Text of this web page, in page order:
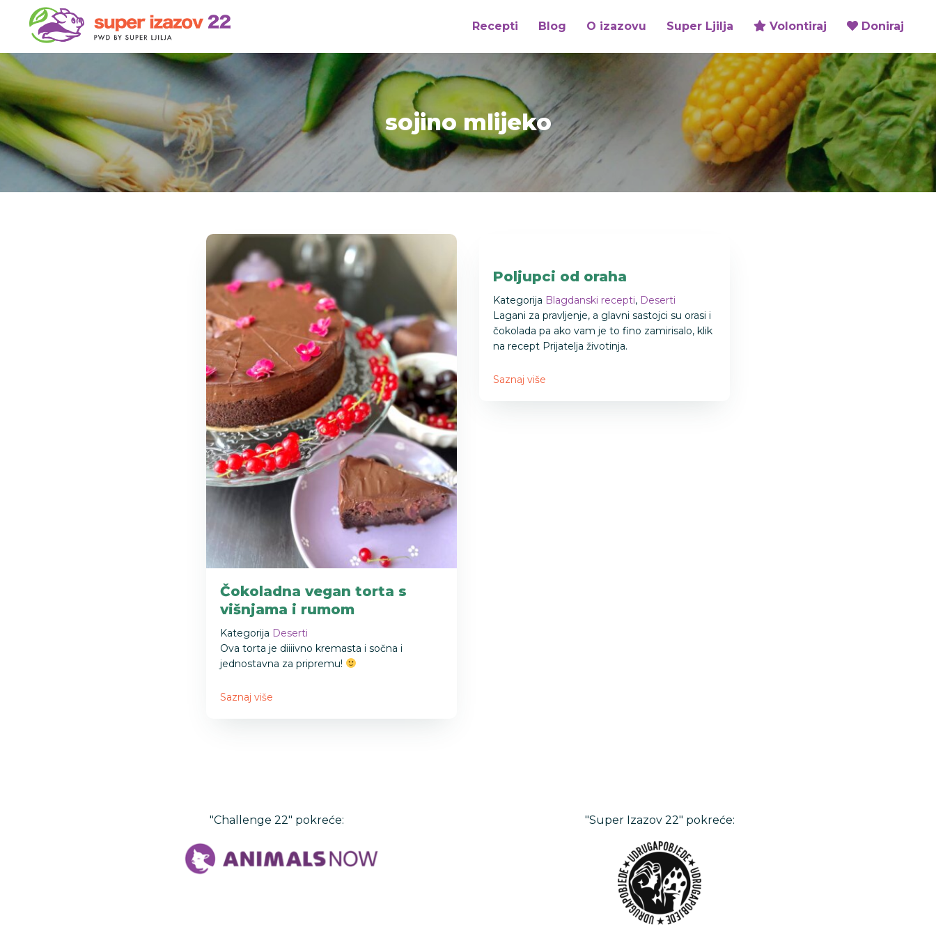
Recepti Blog O izazovu Super Ljilja Volontiraj Doniraj
sojino mlijeko
Čokoladna vegan torta s
višnjama i rumom
Kategorija Deserti
Ova torta je diiiivno kremasta i sočna i
jednostavna za pripremu!
Saznaj više
Poljupci od oraha
Kategorija Blagdanski recepti, Deserti
Lagani za pravljenje, a glavni sastojci su orasi i
čokolada pa ako vam je to fino zamirisalo, klik
na recept Prijatelja životinja.
Saznaj više
"Challenge 22" pokreće: "Super Izazov 22" pokreće: